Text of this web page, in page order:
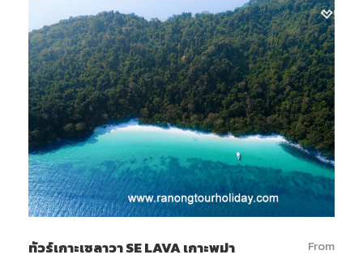
ทัวร์เกาะเซลาวา SE LAVA เกาะพม่า From